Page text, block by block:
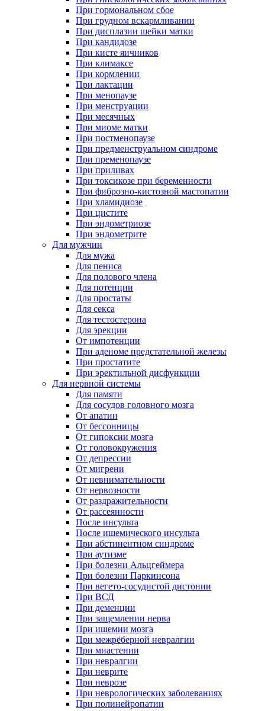
При гормональном сбое
При грудном вскармливании
При дисплазии шейки матки
При кандидозе
При кисте яичников
При климаксе
При кормлении
При лактации
При менопаузе
При менструации
При месячных
При миоме матки
При постменопаузе
При предменструальном синдроме
При пременопаузе
При приливах
При токсикозе при беременности
При фиброзно-кистозной мастопатии
При хламидиозе
При цистите
При эндометриозе
При эндометрите
Для мужчин
Для мужа
Для пениса
Для полового члена
Для потенции
Для простаты
Для секса
Для тестостерона
Для эрекции
От импотенции
При аденоме предстательной железы
При простатите
При эректильной дисфункции
Для нервной системы
Для памяти
Для сосудов головного мозга
От апатии
От бессонницы
От гипоксии мозга
От головокружения
От депрессии
От мигрени
От невнимательности
От нервозности
От раздражительности
От рассеянности
После инсульта
После ишемического инсульта
При абстинентном синдроме
При аутизме
При болезни Альцгеймера
При болезни Паркинсона
При вегето-сосудистой дистонии
При ВСД
При деменции
При защемлении нерва
При ишемии мозга
При межрёберной невралгии
При миастении
При невралгии
При неврите
При неврозе
При неврологических заболеваниях
При полинейропатии